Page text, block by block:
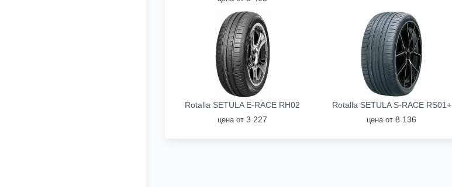
Rotalla SETULA E-RACE RH02
цена от 3 227
Rotalla SETULA S-RACE RS01+
цена от 8 136